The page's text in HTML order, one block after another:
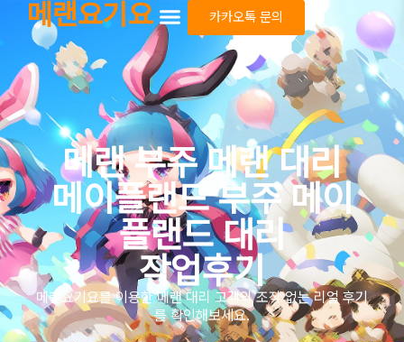
메랜요기요 카카오톡 문의
메랜 부주 메랜 대리
메이플랜드 부주 메이
플랜드 대리
작업후기
메랜요기요를 이용한 메랜 대리 고객의 조작 없는 리얼 후기
를 확인해보세요.